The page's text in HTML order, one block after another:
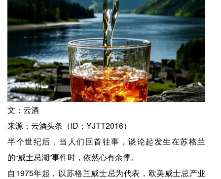
文：云酒
来源：云酒头条（ID：YJTT2016）
半个世纪后，当人们回首往事，谈论起发生在苏格兰
的“威士忌湖”事件时，依然心有余悸。
自1975年起，以苏格兰威士忌为代表，欧美威士忌产业